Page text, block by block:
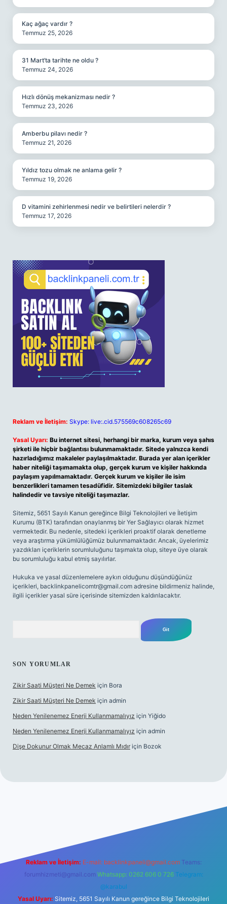
Kaç ağaç vardır ?
Temmuz 25, 2026
31 Mart’ta tarihte ne oldu ?
Temmuz 24, 2026
Hızlı dönüş mekanizması nedir ?
Temmuz 23, 2026
Amberbu pilavı nedir ?
Temmuz 21, 2026
Yıldız tozu olmak ne anlama gelir ?
Temmuz 19, 2026
D vitamini zehirlenmesi nedir ve belirtileri nelerdir ?
Temmuz 17, 2026
Reklam ve İletişim: Skype: live:.cid.575569c608265c69
Yasal Uyarı: Bu internet sitesi, herhangi bir marka, kurum veya şahıs
şirketi ile hiçbir bağlantısı bulunmamaktadır. Sitede yalnızca kendi
hazırladığımız makaleler paylaşılmaktadır. Burada yer alan içerikler
haber niteliği taşımamakta olup, gerçek kurum ve kişiler hakkında
paylaşım yapılmamaktadır. Gerçek kurum ve kişiler ile isim
benzerlikleri tamamen tesadüfidir. Sitemizdeki bilgiler taslak
halindedir ve tavsiye niteliği taşımazlar.
Sitemiz, 5651 Sayılı Kanun gereğince Bilgi Teknolojileri ve İletişim
Kurumu (BTK) tarafından onaylanmış bir Yer Sağlayıcı olarak hizmet
vermektedir. Bu nedenle, sitedeki içerikleri proaktif olarak denetleme
veya araştırma yükümlülüğümüz bulunmamaktadır. Ancak, üyelerimiz
yazdıkları içeriklerin sorumluluğunu taşımakta olup, siteye üye olarak
bu sorumluluğu kabul etmiş sayılırlar.
Hukuka ve yasal düzenlemelere aykırı olduğunu düşündüğünüz
içerikleri, backlinkpanelicomtr@gmail.com adresine bildirmeniz halinde,
ilgili içerikler yasal süre içerisinde sitemizden kaldırılacaktır.
SON YORUMLAR
Zikir Saati Müşteri Ne Demek için Bora
Zikir Saati Müşteri Ne Demek için admin
Neden Yenilenemez Enerji Kullanmamalıyız için Yiğido
Neden Yenilenemez Enerji Kullanmamalıyız için admin
Dişe Dokunur Olmak Mecaz Anlamlı Mıdır için Bozok
Reklam ve İletişim: E-mail: backlinkpaneli@gmail.com Teams:
forumhizmeti@gmail.com Whatsapp: 0262 606 0 726 Telegram:
@karabul
Yasal Uyarı: Sitemiz, 5651 Sayılı Kanun gereğince Bilgi Teknolojileri